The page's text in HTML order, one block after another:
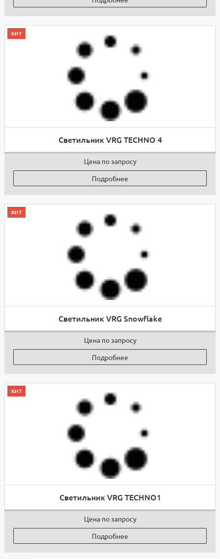
хит
Светильник VRG TECHNO 4
Цена по запросу
Подробнее
хит
Светильник VRG Snowflake
Цена по запросу
Подробнее
хит
Светильник VRG TECHNO1
Цена по запросу
Подробнее